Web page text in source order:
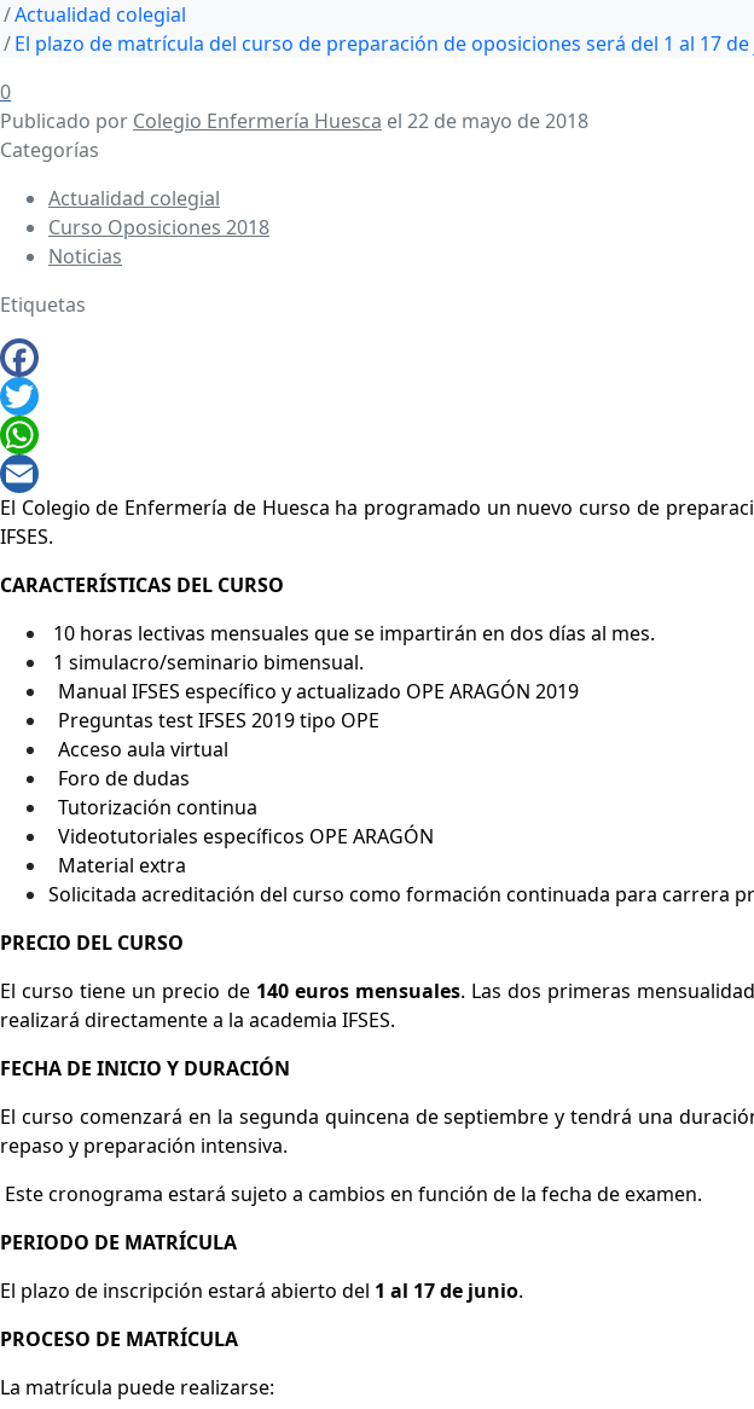
Actualidad colegial
El plazo de matrícula del curso de preparación de oposiciones será del 1 al 17
0
Publicado por Colegio Enfermería Huesca el 22 de mayo de 2018
Categorías
Actualidad colegial
Curso Oposiciones 2018
Noticias
Etiquetas
El Colegio de Enfermería de Huesca ha programado un nuevo curso de
IFSES.
CARACTERÍSTICAS DEL CURSO
10 horas lectivas mensuales que se impartirán en dos días al mes.
1 simulacro/seminario bimensual.
Manual IFSES específico y actualizado OPE ARAGÓN 2019
Preguntas test IFSES 2019 tipo OPE
Acceso aula virtual
Foro de dudas
Tutorización continua
Videotutoriales específicos OPE ARAGÓN
Material extra
Solicitada acreditación del curso como formación continuada para carrera
PRECIO DEL CURSO
El curso tiene un precio de 140 euros mensuales. Las dos primeras
realizará directamente a la academia IFSES.
FECHA DE INICIO Y DURACIÓN
El curso comenzará en la segunda quincena de septiembre y tendrá una
repaso y preparación intensiva.
Este cronograma estará sujeto a cambios en función de la fecha de examen.
PERIODO DE MATRÍCULA
El plazo de inscripción estará abierto del 1 al 17 de junio.
PROCESO DE MATRÍCULA
La matrícula puede realizarse: